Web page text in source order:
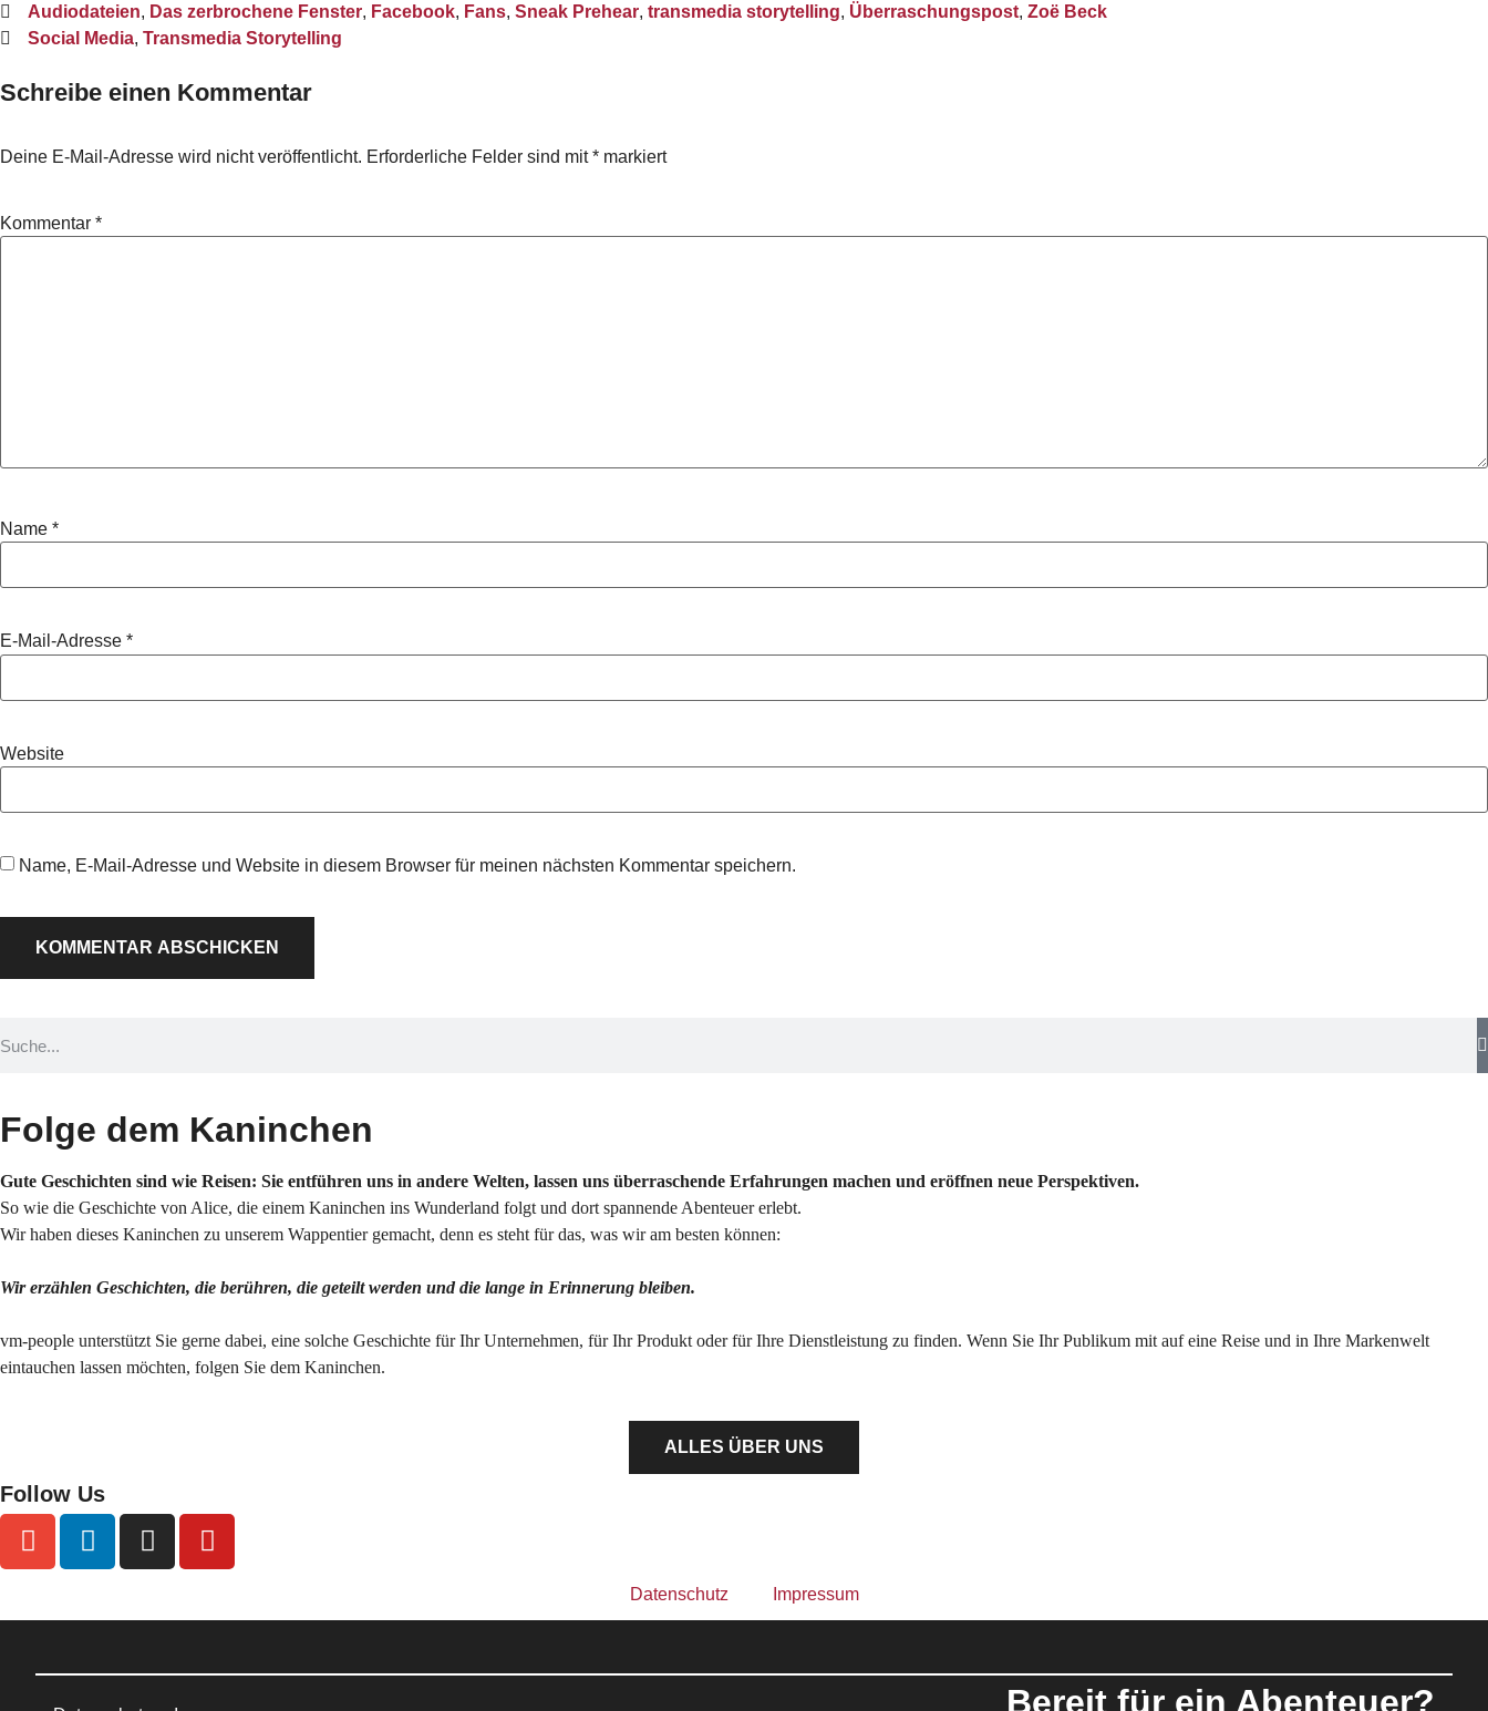
Audiodateien, Das zerbrochene Fenster, Facebook, Fans, Sneak Prehear, transmedia storytelling, Überraschungspost, Zoë Beck
Social Media, Transmedia Storytelling
Schreibe einen Kommentar
Deine E-Mail-Adresse wird nicht veröffentlicht. Erforderliche Felder sind mit* markiert
Kommentar *
Name *
E-Mail-Adresse *
Website
Name, E-Mail-Adresse und Website in diesem Browser für meinen nächsten Kommentar speichern.
Folge dem Kaninchen
Gute Geschichten sind wie Reisen: Sie entführen uns in andere Welten, lassen uns überraschende Erfahrungen machen und eröffnen neue Perspektiven.
So wie die Geschichte von Alice, die einem Kaninchen ins Wunderland folgt und dort spannende Abenteuer erlebt.
Wir haben dieses Kaninchen zu unserem Wappentier gemacht, denn es steht für das, was wir am besten können:
Wir erzählen Geschichten, die berühren, die geteilt werden und die lange in Erinnerung bleiben.
vm-people unterstützt Sie gerne dabei, eine solche Geschichte für Ihr Unternehmen, für Ihr Produkt oder für Ihre Dienstleistung zu finden. Wenn Sie Ihr Publikum mit auf eine Reise und in Ihre Markenwelt
eintauchen lassen möchten, folgen Sie dem Kaninchen.
ALLES ÜBER UNS
Follow Us
Datenschutz Impressum
Bereit für ein Abenteuer?